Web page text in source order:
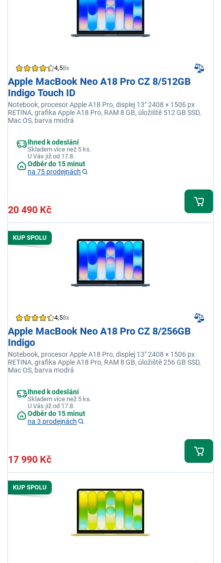
4,58x
Apple MacBook Neo A18 Pro CZ 8/512GB
Indigo Touch ID
Notebook, procesor Apple A18 Pro, displej 13" 2408 × 1506 px
RETINA, grafika Apple A18 Pro, RAM 8 GB, úložiště 512 GB SSD,
Mac OS, barva modrá
Ihned k odeslání
Skladem více než 5 ks.
U Vás již od 17.8.
Odběr do 15 minut
na 75 prodejnách
20 490 Kč
KUP SPOLU
4,58x
Apple MacBook Neo A18 Pro CZ 8/256GB
Indigo
Notebook, procesor Apple A18 Pro, displej 13" 2408 × 1506 px
RETINA, grafika Apple A18 Pro, RAM 8 GB, úložiště 256 GB SSD,
Mac OS, barva modrá
Ihned k odeslání
Skladem více než 5 ks.
U Vás již od 17.8.
Odběr do 15 minut
na 3 prodejnách
17 990 Kč
KUP SPOLU